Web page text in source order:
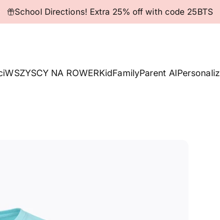
School Directions! Extra 25% off with code 25BTS
Pause slideshow
WSZYSCY NA ROWERKidFamilyParent AI